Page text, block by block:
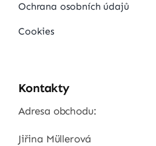
Ochrana osobních údajů
Cookies
Kontakty
Adresa obchodu:
Jiřina Müllerová